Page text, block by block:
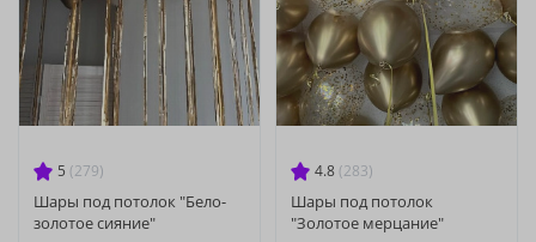
5 (279)
Шары под потолок "Бело-
золотое сияние"
4.8 (283)
Шары под потолок
"Золотое мерцание"